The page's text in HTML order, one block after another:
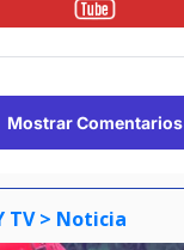
Mostrar Comentarios
TV > Noticia